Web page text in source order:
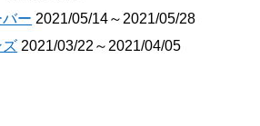
ー 2021/05/14～2021/05/28
ズ 2021/03/22～2021/04/05